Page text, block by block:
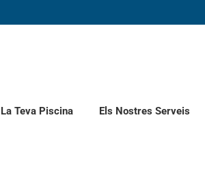
Teva Piscina Els Nostres Serveis